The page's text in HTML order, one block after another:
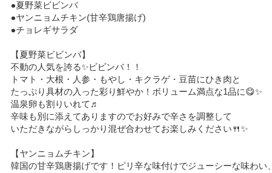
●夏野菜ビビンバ
●ヤンニョムチキン(甘辛鶏唐揚げ)
●チョレギサラダ
【夏野菜ビビンバ】
不動の人気を誇る✨ビビンバ！！
トマト・大根・人参・もやし・キクラゲ・豆苗にひき肉と
たっぷり具材の入った彩り鮮やか！ボリューム満点な1品に😋✨
温泉卵も割りいれて♬
辛味も別に添えてありますのでお好みで辛さを調整して
いただきながらしっかり混ぜ合わせてお楽しみください🍴✨
【ヤンニョムチキン】
韓国の甘辛鶏唐揚げです！ピリ辛な味付けでジューシーな味わい、